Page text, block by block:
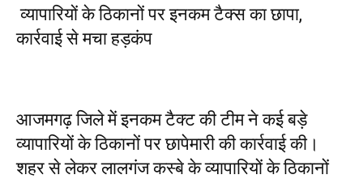
व्यापारियों के ठिकानों पर इनकम टैक्स का छापा,
कार्रवाई से मचा हड़कंप
आजमगढ़ जिले में इनकम टैक्ट की टीम ने कई बड़े
व्यापारियों के ठिकानों पर छापेमारी की कार्रवाई की।
शहर से लेकर लालगंज कस्बे के व्यापारियों के ठिकानों